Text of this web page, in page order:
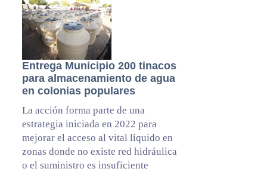
Entrega Municipio 200 tinacos
para almacenamiento de agua
en colonias populares
La acción forma parte de una
estrategia iniciada en 2022 para
mejorar el acceso al vital líquido en
zonas donde no existe red hidráulica
o el suministro es insuficiente